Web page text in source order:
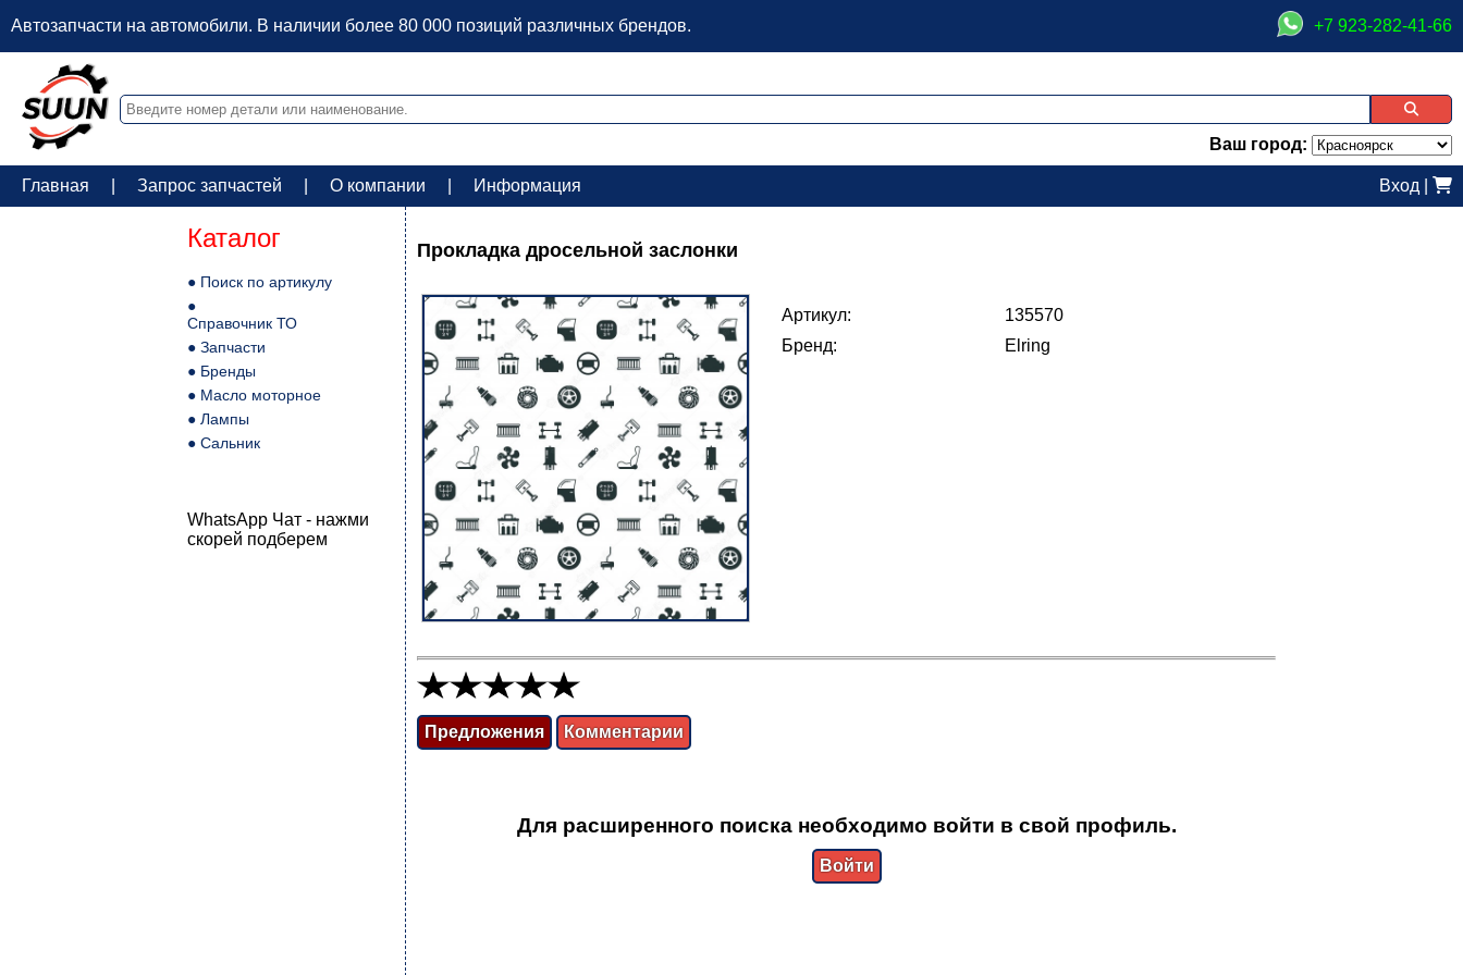
Автозапчасти на автомобили. В наличии более 80 000 позиций различных брендов. +7 923-282-41-66
Ваш город:
Вход
Главная Запрос запчастей О компании Информация
Каталог
● Поиск по артикулу
●
Справочник ТО
● Запчасти
● Бренды
● Масло моторное
● Лампы
● Сальник
WhatsApp Чат - нажми
скорей подберем
Прокладка дросельной заслонки
Артикул:
135570
Бренд:
Elring
Предложения Комментарии
Для расширенного поиска необходимо войти в свой профиль.
Войти